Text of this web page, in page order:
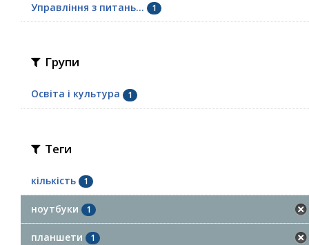
Управління з питань... 1
Групи
Освіта і культура 1
Теги
кількість 1
ноутбуки 1
планшети 1